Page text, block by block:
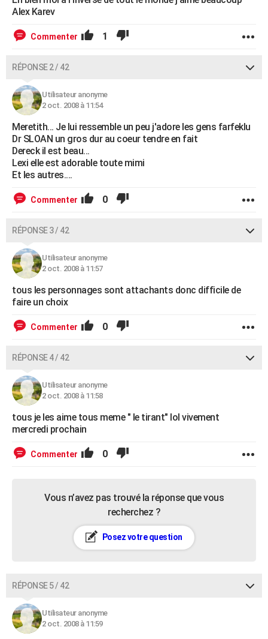
Alex Karev
Commenter 1
RÉPONSE 2 / 42
Utilisateur anonyme
2 oct. 2008 à 11:54
Meretith... Je lui ressemble un peu j'adore les gens farfeklu
Dr SLOAN un gros dur au coeur tendre en fait
Dereck il est beau...
Lexi elle est adorable toute mimi
Et les autres....
Commenter 0
RÉPONSE 3 / 42
Utilisateur anonyme
2 oct. 2008 à 11:57
tous les personnages sont attachants donc difficile de
faire un choix
Commenter 0
RÉPONSE 4 / 42
Utilisateur anonyme
2 oct. 2008 à 11:58
tous je les aime tous meme " le tirant" lol vivement
mercredi prochain
Commenter 0
Vous n’avez pas trouvé la réponse que vous
recherchez ?
Posez votre question
RÉPONSE 5 / 42
Utilisateur anonyme
2 oct. 2008 à 11:59